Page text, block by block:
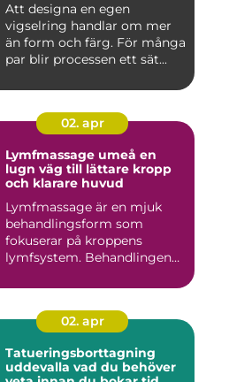
Att designa en egen
vigselring handlar om mer
än form och färg. För många
par blir processen ett sät...
02. apr
Lymfmassage umeå en
lugn väg till lättare kropp
och klarare huvud
Lymfmassage är en mjuk
behandlingsform som
fokuserar på kroppens
lymfsystem. Behandlingen
02. apr
Tatueringsborttagning
uddevalla vad du behöver